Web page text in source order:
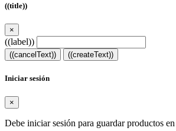
((title))
×
((label))
((cancelText)) ((createText))
Iniciar sesión
×
Debe iniciar sesión para guardar productos en